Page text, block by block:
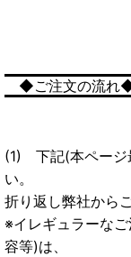
◆ご
(1) 下記(本ページ
い。
折り返し弊社から
※イレギュラーな
容等)は、